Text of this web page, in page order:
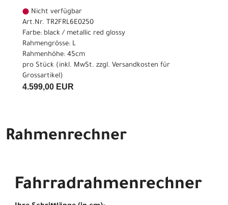
Nicht verfügbar
Art.Nr. TR2FRL6E0250
Farbe: black / metallic red glossy
Rahmengrösse: L
Rahmenhöhe: 45cm
pro Stück (inkl. MwSt. zzgl. Versandkosten für
Grossartikel)
4.599,00 EUR
Rahmenrechner
Fahrradrahmenrechner